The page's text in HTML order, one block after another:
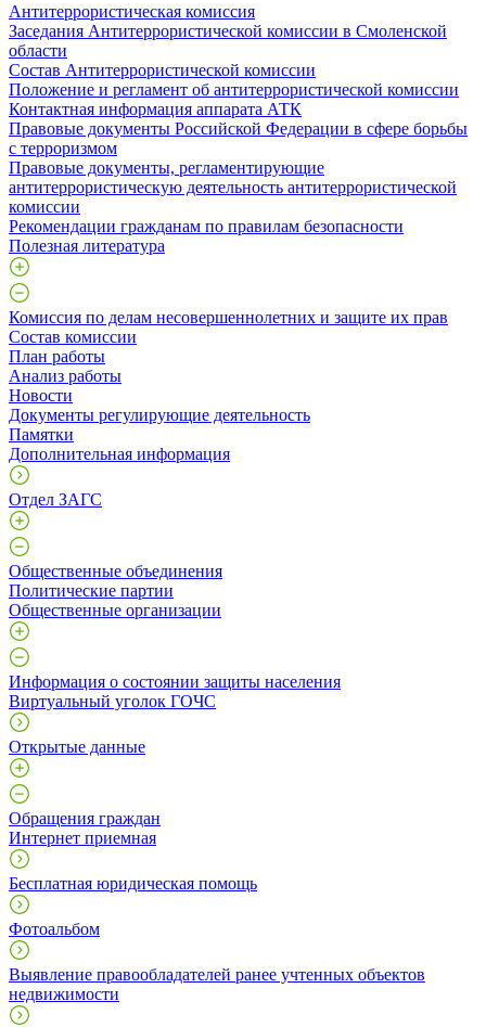
Антитеррористическая комиссия
Заседания Антитеррористической комиссии в Смоленской
области
Состав Антитеррористической комиссии
Положение и регламент об антитеррористической комиссии
Контактная информация аппарата АТК
Правовые документы Российской Федерации в сфере борьбы
с терроризмом
Правовые документы, регламентирующие
антитеррористическую деятельность антитеррористической
комиссии
Рекомендации гражданам по правилам безопасности
Полезная литература
Комиссия по делам несовершеннолетних и защите их прав
Состав комиссии
План работы
Анализ работы
Новости
Документы регулирующие деятельность
Памятки
Дополнительная информация
Отдел ЗАГС
Общественные объединения
Политические партии
Общественные организации
Информация о состоянии защиты населения
Виртуальный уголок ГОЧС
Открытые данные
Обращения граждан
Интернет приемная
Бесплатная юридическая помощь
Фотоальбом
Выявление правообладателей ранее учтенных объектов
недвижимости